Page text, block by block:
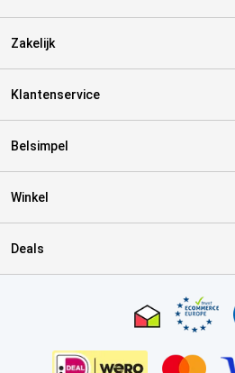
Zakelijk
Klantenservice
Belsimpel
Winkel
Deals